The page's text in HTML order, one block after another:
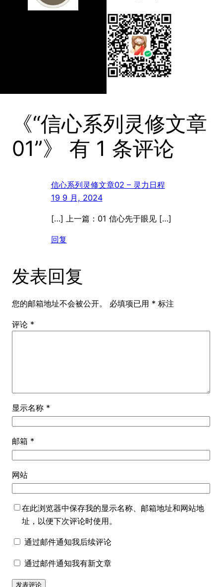
《“信心系列灵修文章
01”》 有 1 条评论
信心系列灵修文章02 – 灵力日程
19 9 月, 2024
[…] 上一篇：01 信心先于眼见 […]
回复
发表回复
您的邮箱地址不会被公开。 必填项已用 * 标注
评论 *
显示名称 *
邮箱 *
网站
在此浏览器中保存我的显示名称、邮箱地址和网站地
址，以便下次评论时使用。
通过邮件通知我后续评论
通过邮件通知我有新文章